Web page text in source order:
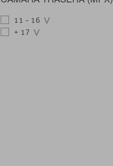
11 - 16
+ 17